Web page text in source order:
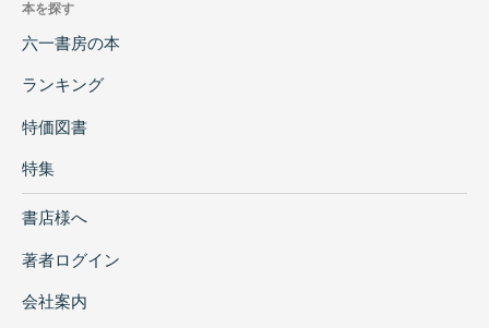
本を探す
六一書房の本
ランキング
特価図書
特集
書店様へ
著者ログイン
会社案内